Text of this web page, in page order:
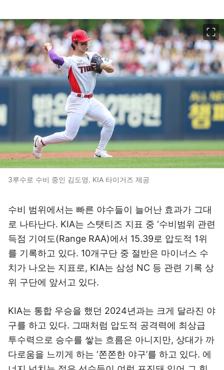
3루수로 수비 중인 김도영. KIA 타이거즈 제공
수비 범위에서는 빠른 야수들이 늘어난 효과가 그대
로 나타난다. KIA는 스탯티즈 지표 중 ‘수비범위 관련
득점 기여도(Range RAA)에서 15.39로 압도적 1위
를 기록하고 있다. 10개구단 중 절반은 마이너스 수
치가 나오는 지표로, KIA는 삼성 NC 등 관련 기록 상
위 구단에 앞서고 있다.
KIA는 통합 우승을 했던 2024년과는 크게 달라진 야
구를 하고 있다. 그때처럼 압도적 공격력에 최상급
투수력으로 승수를 쌓는 흐름은 아니지만, 상대가 까
다로움을 느끼게 하는 ‘쫀쫀한 야구’를 하고 있다. 에